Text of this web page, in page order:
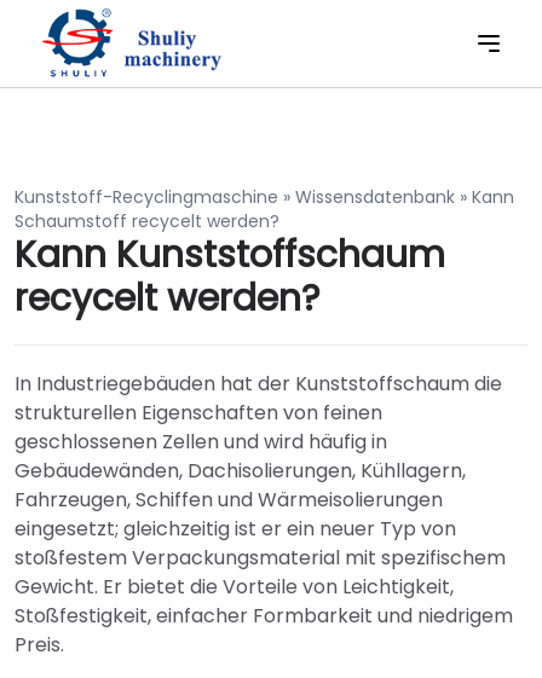
Kunststoff-Recyclingmaschine » Wissensdatenbank » Kann
Schaumstoff recycelt werden?
Kann Kunststoffschaum
recycelt werden?
In Industriegebäuden hat der Kunststoffschaum die
strukturellen Eigenschaften von feinen
geschlossenen Zellen und wird häufig in
Gebäudewänden, Dachisolierungen, Kühllagern,
Fahrzeugen, Schiffen und Wärmeisolierungen
eingesetzt; gleichzeitig ist er ein neuer Typ von
stoßfestem Verpackungsmaterial mit spezifischem
Gewicht. Er bietet die Vorteile von Leichtigkeit,
Stoßfestigkeit, einfacher Formbarkeit und niedrigem
Preis.